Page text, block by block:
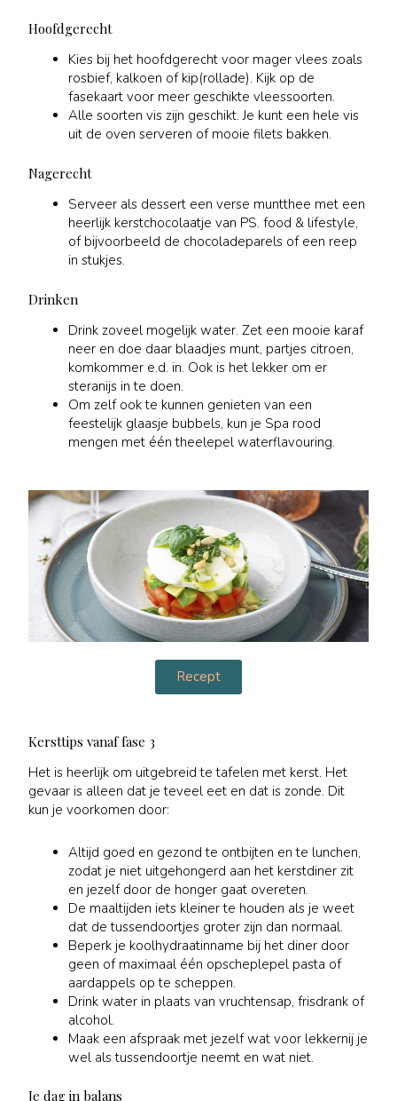
Hoofdgerecht
Kies bij het hoofdgerecht voor mager vlees zoals
rosbief, kalkoen of kip(rollade). Kijk op de
fasekaart voor meer geschikte vleessoorten.
Alle soorten vis zijn geschikt. Je kunt een hele vis
uit de oven serveren of mooie filets bakken.
Nagerecht
Serveer als dessert een verse muntthee met een
heerlijk kerstchocolaatje van PS. food & lifestyle,
of bijvoorbeeld de chocoladeparels of een reep
in stukjes.
Drinken
Drink zoveel mogelijk water. Zet een mooie karaf
neer en doe daar blaadjes munt, partjes citroen,
komkommer e.d. in. Ook is het lekker om er
steranijs in te doen.
Om zelf ook te kunnen genieten van een
feestelijk glaasje bubbels, kun je Spa rood
mengen met één theelepel waterflavouring.
Recept
Kersttips vanaf fase 3
Het is heerlijk om uitgebreid te tafelen met kerst. Het
gevaar is alleen dat je teveel eet en dat is zonde. Dit
kun je voorkomen door:
Altijd goed en gezond te ontbijten en te lunchen,
zodat je niet uitgehongerd aan het kerstdiner zit
en jezelf door de honger gaat overeten.
De maaltijden iets kleiner te houden als je weet
dat de tussendoortjes groter zijn dan normaal.
Beperk je koolhydraatinname bij het diner door
geen of maximaal één opscheplepel pasta of
aardappels op te scheppen.
Drink water in plaats van vruchtensap, frisdrank of
alcohol.
Maak een afspraak met jezelf wat voor lekkernij je
wel als tussendoortje neemt en wat niet.
Je dag in balans